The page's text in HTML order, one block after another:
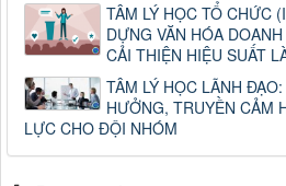
TÂM LÝ HỌC TỔ CHỨC
DỰNG VĂN HÓA
CẢI THIỆN HIỆU SUẤT
TÂM LÝ HỌC LÃNH
HƯỞNG, TRUYỀN CẢM
LỰC CHO ĐỘI NHÓM